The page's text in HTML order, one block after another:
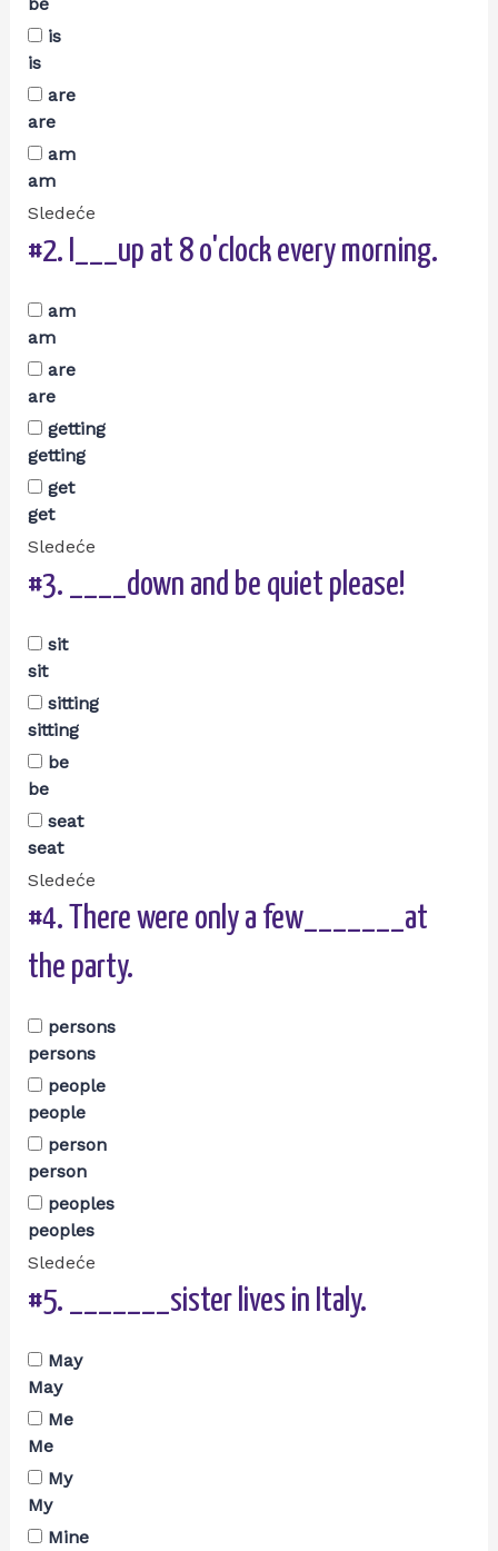
is
is
are
are
am
am
Sledeće
#2. I___up at 8 o'clock every morning.
am
am
are
are
getting
getting
get
get
Sledeće
#3. ____down and be quiet please!
sit
sit
sitting
sitting
be
be
seat
seat
Sledeće
#4. There were only a few_______at
the party.
persons
persons
people
people
person
person
peoples
peoples
Sledeće
#5. _______sister lives in Italy.
May
May
Me
Me
My
My
Mine